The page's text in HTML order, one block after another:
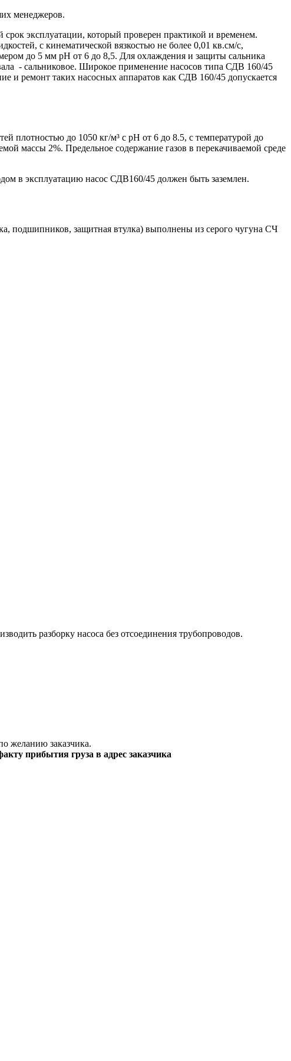
менеджеров.
эксплуатации, который проверен практикой и временем.
с кинематической вязкостью не более 0,01 кв.см/с,
до 5 мм рН от 6 до 8,5. Для охлаждения и защиты сальника
- сальниковое. Широкое применение насосов типа СДВ 160/45
и ремонт таких насосных аппаратов как СДВ 160/45 допускается
плотностью до 1050 кг/м³ с pH от 6 до 8.5, с температурой до
массы 2%. Предельное содержание газов в перекачиваемой среде
в эксплуатацию насос СДВ160/45 должен быть заземлен.
подшипников, защитная втулка) выполнены из серого чугуна СЧ
разборку насоса без отсоединения трубопроводов.
желанию заказчика.
прибытия груза в адрес заказчика